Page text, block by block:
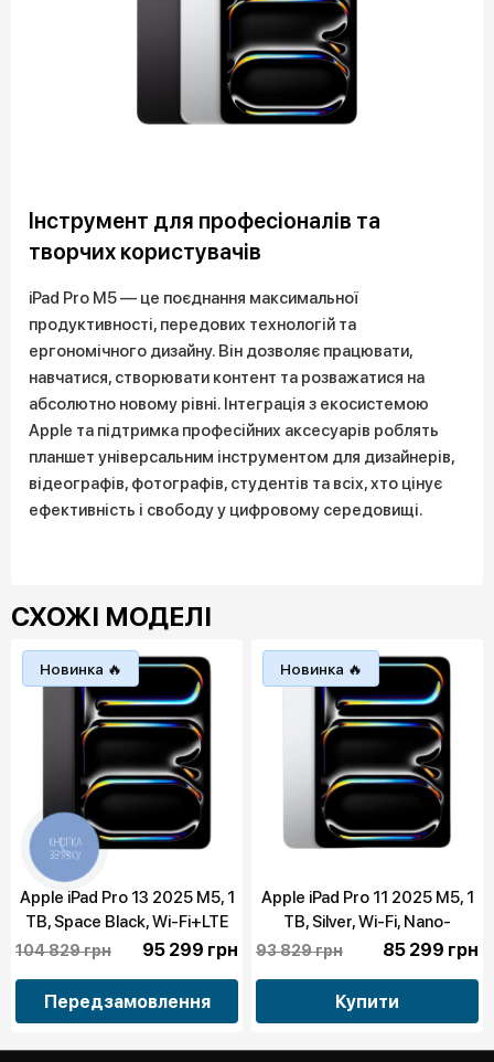
Інструмент для професіоналів та
творчих користувачів
iPad Pro M5 — це поєднання максимальної
продуктивності, передових технологій та
ергономічного дизайну. Він дозволяє працювати,
навчатися, створювати контент та розважатися на
абсолютно новому рівні. Інтеграція з екосистемою
Apple та підтримка професійних аксесуарів роблять
планшет універсальним інструментом для дизайнерів,
відеографів, фотографів, студентів та всіх, хто цінує
ефективність і свободу у цифровому середовищі.
СХОЖІ МОДЕЛІ
Новинка 🔥
Apple iPad Pro 13 2025 M5, 1
TB, Space Black, Wi-Fi+LTE
Nano-Texture Glass (ME8G4)
104 829 грн 95 299 грн
Передзамовлення
Новинка 🔥
Apple iPad Pro 11 2025 M5, 1
TB, Silver, Wi-Fi, Nano-
Texture Glass (MDWT4)
93 829 грн 85 299 грн
Купити
КНОПКА
ЗВ'ЯЗКУ